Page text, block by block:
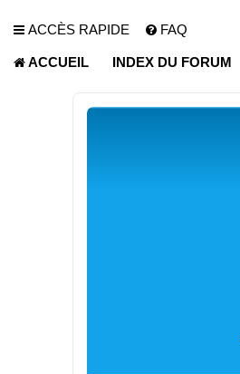
ACCÈS RAPIDE FAQ
ACCUEIL INDEX DU FORUM